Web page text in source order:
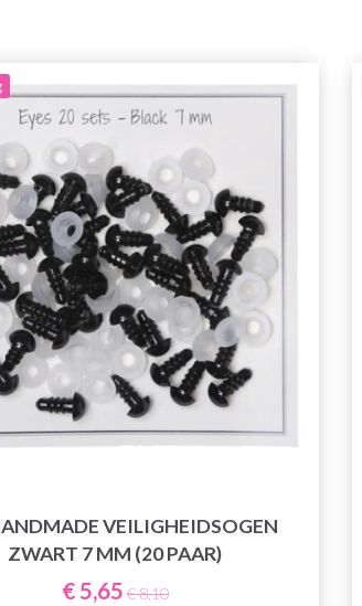
VEILIGHEIDSOGEN
ZWART 7 MM (20 PAAR)
€ 5,65 € 8,10